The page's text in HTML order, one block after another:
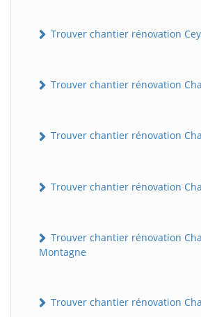
Trouver chantier rénovation
Trouver chantier rénovation
Trouver chantier rénovation
Trouver chantier rénovation
Trouver chantier rénovation
Montagne
Trouver chantier rénovation